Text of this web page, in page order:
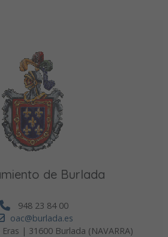
de Burlada
948 23 84 00
oac@burlada.es
Eras | 31600 Burlada (NAVARRA)